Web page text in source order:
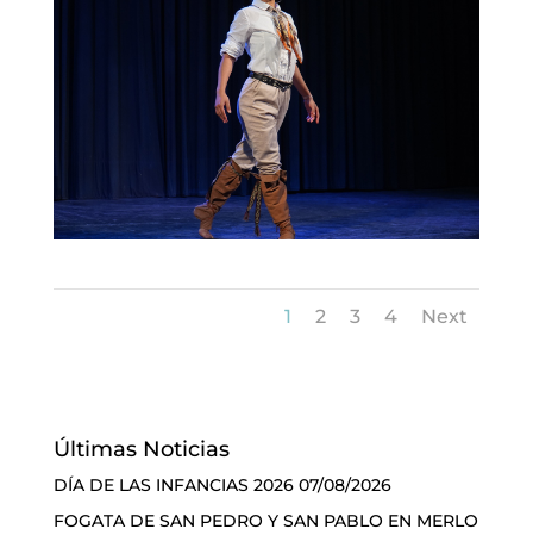
1 2 3 4 Next
Últimas Noticias
DÍA DE LAS INFANCIAS 2026 07/08/2026
FOGATA DE SAN PEDRO Y SAN PABLO EN MERLO